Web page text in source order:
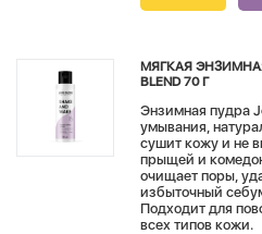
МЯГКАЯ
BLEND 70 Г
Энзимная пудра
умывания,
сушит кожу и не
прыщей и
очищает поры,
избыточный
Подходит для
всех типов кожи.